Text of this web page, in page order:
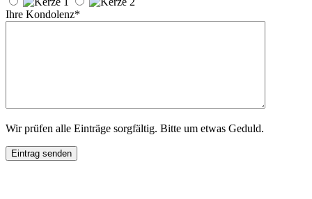
Ihre Kondolenz*
Wir prüfen alle Einträge sorgfältig. Bitte um etwas Geduld.